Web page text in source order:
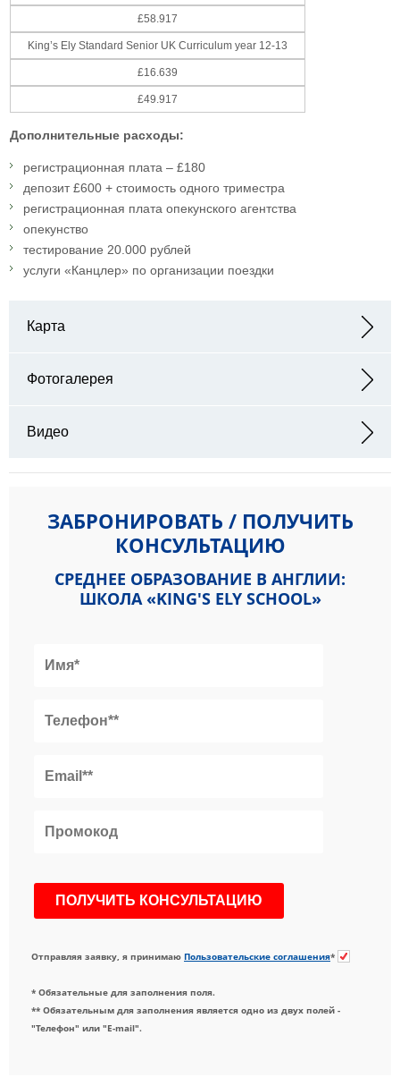
£58.917
King’s Ely Standard Senior UK Curriculum year 12-13
£16.639
£49.917
Дополнительные расходы:
регистрационная плата – £180
депозит £600 + стоимость одного триместра
регистрационная плата опекунского агентства
опекунство
тестирование 20.000 рублей
услуги «Канцлер» по организации поездки
Карта
Фотогалерея
Видео
ЗАБРОНИРОВАТЬ / ПОЛУЧИТЬ
КОНСУЛЬТАЦИЮ
СРЕДНЕЕ ОБРАЗОВАНИЕ В АНГЛИИ:
ШКОЛА «KING'S ELY SCHOOL»
Отправляя заявку, я принимаю Пользовательские соглашения*
* Обязательные для заполнения поля.
** Обязательным для заполнения является одно из двух полей -
"Телефон" или "E-mail".